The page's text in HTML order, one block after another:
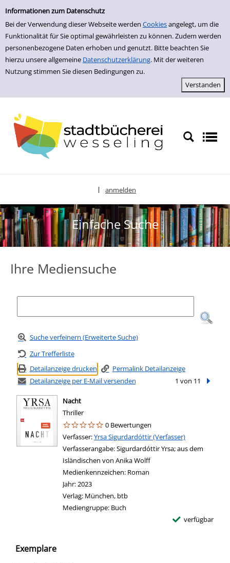
Informationen zum Datenschutz
Bei der Verwendung dieser Webseite werden Cookiesangelegt, um die
Funktionalität für Sie optimal gewährleisten zu können. Zudem werden
personenbezogene Daten erhoben und genutzt. Bitte beachten Sie
hierzu unsere allgemeine Datenschutzerklärung. Mit der weiteren
Nutzung stimmen Sie diesen Bedingungen zu.
zur Navigation springen
zum Inhalt springen
Zur Detailanzeige springen
anmelden
Einfache Suche
Ihre Mediensuche
Suche verfeinern (Erweiterte Suche)
Zur Trefferliste
Detailanzeige drucken
Permalink Detailanzeige
Detailanzeige per E-Mail versenden
1 von 11
Nacht
Thriller
0 Bewertungen
Verfasser:Suche nach diesem Verfasser
Yrsa Sigurdardóttir (Verfasser)
Verfasserangabe:Sigurdardóttir Yrsa; aus dem
Isländischen von Anika Wolff
Medienkennzeichen: Roman
Jahr:2023
Verlag: München, btb
Mediengruppe: Buch
verfügbar
Exemplare